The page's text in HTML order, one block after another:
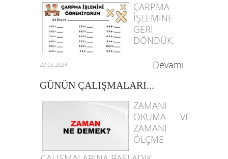
ÇARPMA
İŞLEMİNE
GERİ
DÖNDÜK.
22.03.2024 Devamı
GÜNÜN ÇALIŞMALARI...
ZAMANI
OKUMA VE
ZAMANI
ÖLÇME